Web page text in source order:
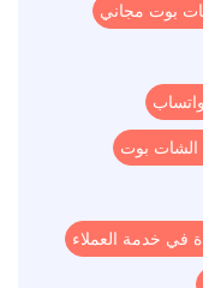
بوت مجاني
بوت